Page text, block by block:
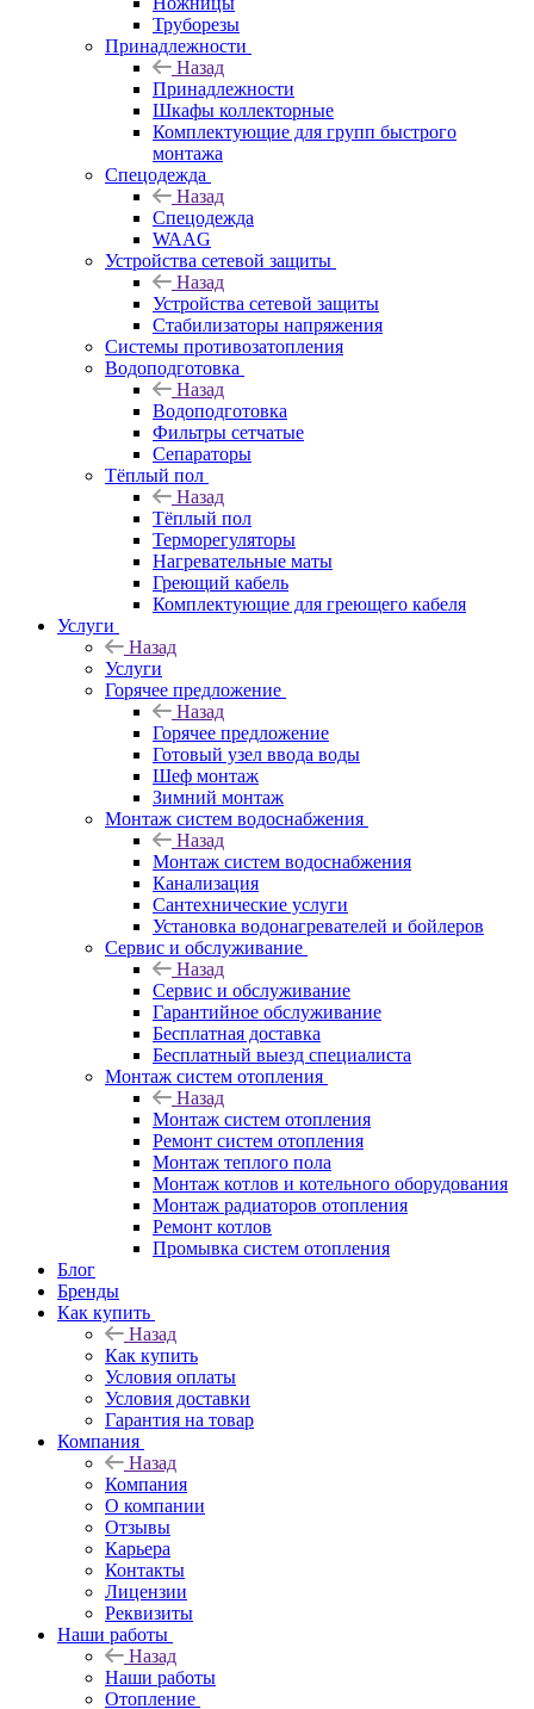
Труборезы
Принадлежности
Назад
Принадлежности
Шкафы коллекторные
Комплектующие для групп быстрого
монтажа
Спецодежда
Назад
Спецодежда
WAAG
Устройства сетевой защиты
Назад
Устройства сетевой защиты
Стабилизаторы напряжения
Системы противозатопления
Водоподготовка
Назад
Водоподготовка
Фильтры сетчатые
Сепараторы
Тёплый пол
Назад
Тёплый пол
Терморегуляторы
Нагревательные маты
Греющий кабель
Комплектующие для греющего кабеля
Услуги
Назад
Услуги
Горячее предложение
Назад
Горячее предложение
Готовый узел ввода воды
Шеф монтаж
Зимний монтаж
Монтаж систем водоснабжения
Назад
Монтаж систем водоснабжения
Канализация
Сантехнические услуги
Установка водонагревателей и бойлеров
Сервис и обслуживание
Назад
Сервис и обслуживание
Гарантийное обслуживание
Бесплатная доставка
Бесплатный выезд специалиста
Монтаж систем отопления
Назад
Монтаж систем отопления
Ремонт систем отопления
Монтаж теплого пола
Монтаж котлов и котельного оборудования
Монтаж радиаторов отопления
Ремонт котлов
Промывка систем отопления
Блог
Бренды
Как купить
Назад
Как купить
Условия оплаты
Условия доставки
Гарантия на товар
Компания
Назад
Компания
О компании
Отзывы
Карьера
Контакты
Лицензии
Реквизиты
Наши работы
Назад
Наши работы
Отопление